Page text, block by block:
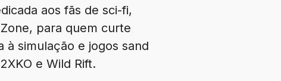
aos fãs de sci-fi,
para quem curte
simulação e jogos sand
e Wild Rift.